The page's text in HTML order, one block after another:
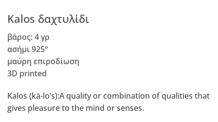
Kalos δαχτυλίδι
βάρος: 4 γρ
ασήμι 925°
μαύρη επιροδίωση
3D printed
Kalos (kä-lo’s):A quality or combination of qualities that
gives pleasure to the mind or senses.